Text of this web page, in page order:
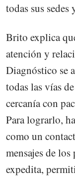
todas sus sedes
Brito explica
atención y
Diagnóstico se
todas las vías
cercanía con
Para lograrlo,
como un
mensajes de
expedita,